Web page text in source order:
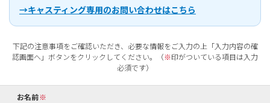
→キャスティング専用のお問い合わせはこちら
下記の注意事項をご確認いただき、必要な情報をご入力の上「入力内容の確
認画面へ」ボタンをクリックしてください。（※印がついている項目は入力
必須です）
お名前